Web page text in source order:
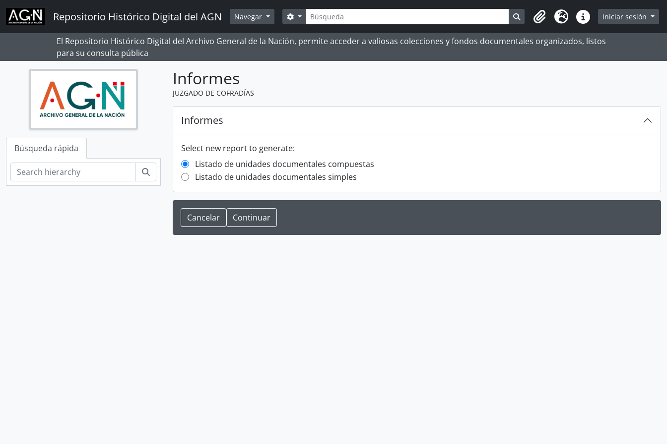
Skip to main content
Repositorio Histórico Digital del AGN Navegar Búsqueda
Search options Search in browse page
Portapapeles
Idioma Enlaces rápidos
Iniciar sesión
El Repositorio Histórico Digital del Archivo General de la Nación, permite acceder a valiosas colecciones y fondos documentales organizados, listos
para su consulta pública
Búsqueda rápida
Búsqueda
Informes
JUZGADO DE COFRADÍAS
Informes
Select new report to generate:
Listado de unidades documentales compuestas
Listado de unidades documentales simples
Cancelar